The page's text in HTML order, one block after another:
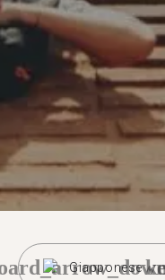
Giapponese